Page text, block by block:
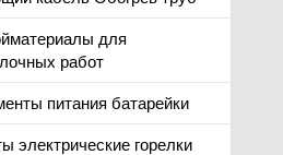
для
работ
питания батарейки
электрические горелки